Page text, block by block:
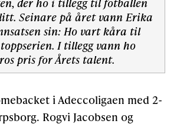
Seinare på året vann Erika
sin: Ho vart kåra til
I tillegg vann ho
pris for Årets talent.
i Adeccoligaen med 2-
Rogvi Jacobsen og